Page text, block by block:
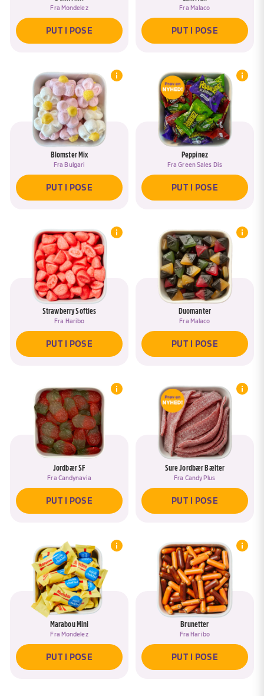
Fra Mondelez
PUT I POSE
Fra Malaco
PUT I POSE
Blomster Mix
Fra Bulgari
PUT I POSE
Peppinez
FraGreen Sales Dis
PUT I POSE
Strawberry Softies
Fra Haribo
PUT I POSE
Duomanter
Fra Malaco
PUT I POSE
Jordbær SF
Fra Candynavia
PUT I POSE
Sure Jordbær Bælter
Fra Candy Plus
PUT I POSE
Marabou Mini
Fra Mondelez
PUT I POSE
Brunetter
Fra Haribo
PUT I POSE